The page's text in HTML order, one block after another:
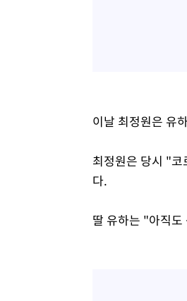
이날 최정원은 유
최정원은 당시 "
다.
딸 유하는 "아직